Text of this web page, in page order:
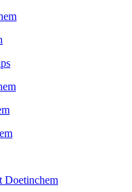
Doetinchem